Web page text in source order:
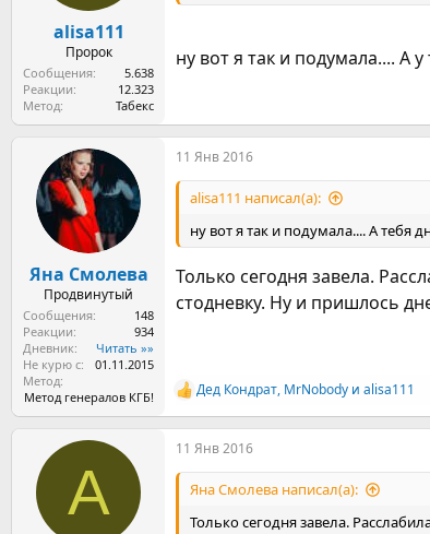
alisa111
Пророк
Сообщения
5.638
Реакции
12.323
Метод
Табекс
ну вот я так и подумала.... А
Яна Смолева
Продвинутый
Сообщения
148
Реакции
934
Дневник
Читать »»
Не курю с
01.11.2015
Метод
Метод генералов КГБ!
11 Янв 2016
alisa111 написал(а):
ну вот я так и подумала.... А тебя
Только сегодня завела.
стодневку. Ну и пришлось
Р
е
а
к
Дед Кондрат, MrNobody и alisa111
A
11 Янв 2016
Яна Смолева написал(а):
Только сегодня завела.